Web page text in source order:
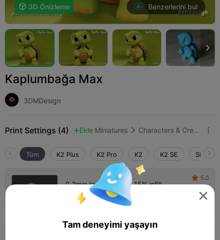
 3D Önizleme Benzerlerini bul

Kaplumbağa Max
3DMDesign
Print Settings (4)  Ekle Miniatures  Characters & Creatures 
Tüm K2 Plus K2 Pro K2 K2 SE
0.2mm layer, 2 walls, 15% infill
 59m 19s  1 plates
 5.0

Tam deneyimi yaşayın